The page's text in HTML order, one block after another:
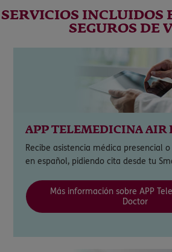
SERVICIOS INCLUIDOS
SEGUROS DE
APP TELEMEDICINA AIR
Recibe asistencia médica presencial
en español, pidiendo cita desde tu
Más información sobre APP
Doctor